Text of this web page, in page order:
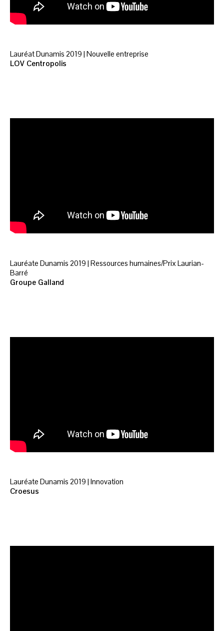
Lauréat Dunamis 2019 | Nouvelle entreprise
LOV Centropolis
Lauréate Dunamis 2019 | Ressources humaines/Prix Laurian-
Barré
Groupe Galland
Lauréate Dunamis 2019 | Innovation
Croesus